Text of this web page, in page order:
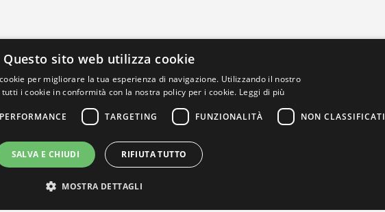
Questo sito web utilizza cookie
per migliorare la tua esperienza di navigazione. Utilizzando il nostro
i cookie in conformità con la nostra policy per i cookie. Leggi di più
PERFORMANCE TARGETING FUNZIONALITÀ NON CLASSIFICATI
SALVA E CHIUDI RIFIUTA TUTTO
MOSTRA DETTAGLI